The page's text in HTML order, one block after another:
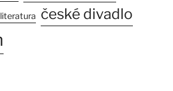
české divadlo